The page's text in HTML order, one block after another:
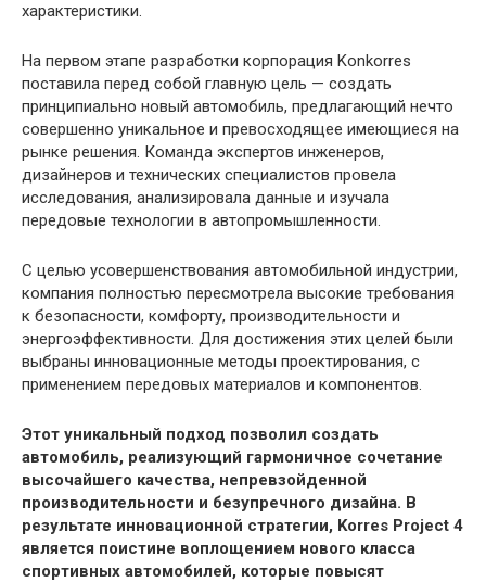
характеристики.
На первом этапе разработки корпорация Konkorres
поставила перед собой главную цель — создать
принципиально новый автомобиль, предлагающий нечто
совершенно уникальное и превосходящее имеющиеся на
рынке решения. Команда экспертов инженеров,
дизайнеров и технических специалистов провела
исследования, анализировала данные и изучала
передовые технологии в автопромышленности.
С целью усовершенствования автомобильной индустрии,
компания полностью пересмотрела высокие требования
к безопасности, комфорту, производительности и
энергоэффективности. Для достижения этих целей были
выбраны инновационные методы проектирования, с
применением передовых материалов и компонентов.
Этот уникальный подход позволил создать
автомобиль, реализующий гармоничное сочетание
высочайшего качества, непревзойденной
производительности и безупречного дизайна. В
результате инновационной стратегии, Korres Project 4
является поистине воплощением нового класса
спортивных автомобилей, которые повысят